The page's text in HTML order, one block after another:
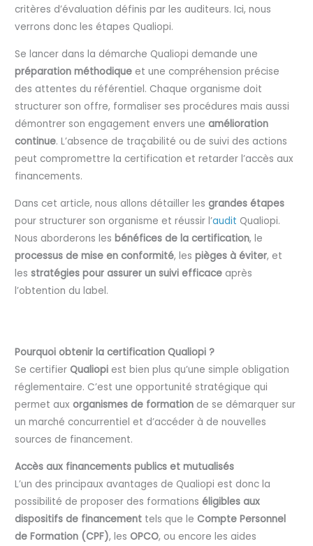
critères d’évaluation définis par les auditeurs. Ici, nous
verrons donc les étapes Qualiopi.
Se lancer dans la démarche Qualiopi demande une
préparation méthodique et une compréhension précise
des attentes du référentiel. Chaque organisme doit
structurer son offre, formaliser ses procédures mais aussi
démontrer son engagement envers uneamélioration
continue. L’absence de traçabilité ou de suivi des actions
peut compromettre la certification et retarder l’accès aux
financements.
Dans cet article, nous allons détailler lesgrandes étapes
pour structurer son organisme et réussir l’audit Qualiopi.
Nous aborderons les bénéfices de la certification, le
processus de mise en conformité, lespièges à éviter, et
lesstratégies pour assurer un suivi efficace après
l’obtention du label.
Pourquoi obtenir la certification Qualiopi ?
Se certifier Qualiopi est bien plus qu’une simple obligation
réglementaire. C’est une opportunité stratégique qui
permet auxorganismes de formation de se démarquer sur
un marché concurrentiel et d’accéder à de nouvelles
sources de financement.
Accès aux financements publics et mutualisés
L’un des principaux avantages de Qualiopi est donc la
possibilité de proposer des formationséligibles aux
dispositifs de financement tels que le Compte Personnel
de Formation (CPF), les OPCO, ou encore les aides